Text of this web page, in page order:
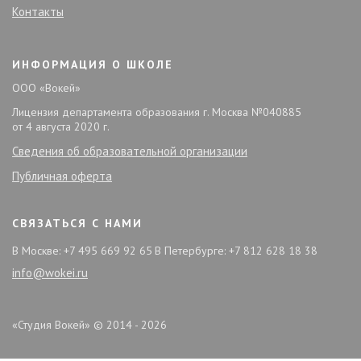
Контакты
ИНФОРМАЦИЯ О ШКОЛЕ
ООО «Вокей»
Лицензия департамента образования г. Москва №040885
от 4 августа 2020 г.
Сведения об образовательной организации
Публичная оферта
СВЯЗАТЬСЯ С НАМИ
В Москве: +7 495 669 92 65 В Петербурге: +7 812 628 18 38
info@wokei.ru
«Студия Вокей» © 2014 - 2026